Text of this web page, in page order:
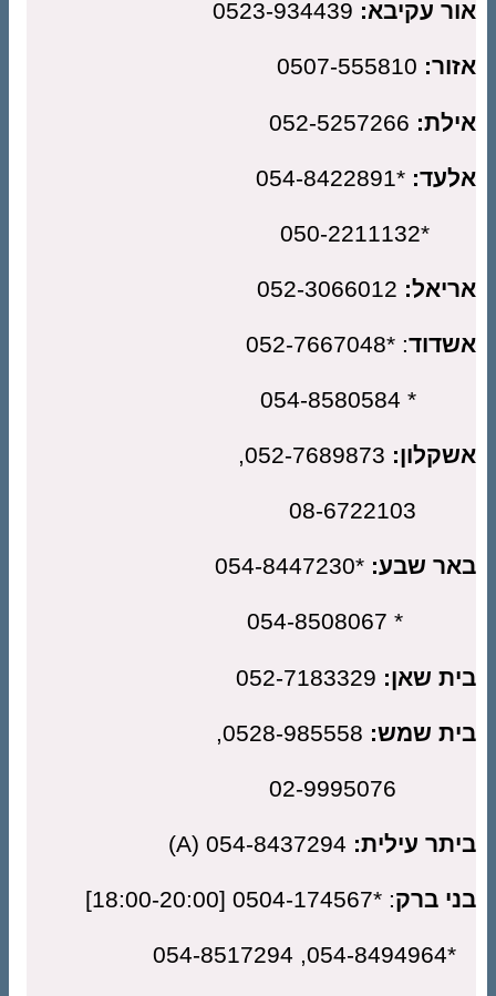
עקיבא:0523-934439
0507-555810
052-5257266
*054-8422891
052-3066012
: *052-7667048
052-7689873,
שבע:*054-8447230
שאן:052-7183329
שמש:0528-985558,
עילית:054-8437294 (A)
ברק: *0504-174567 [18:00-20:00]